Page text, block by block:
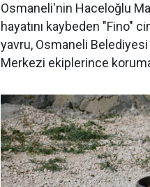
Osmaneli'nin Haceloğlu
hayatını kaybeden "Fino"
yavru, Osmaneli
Merkezi ekiplerince koruma